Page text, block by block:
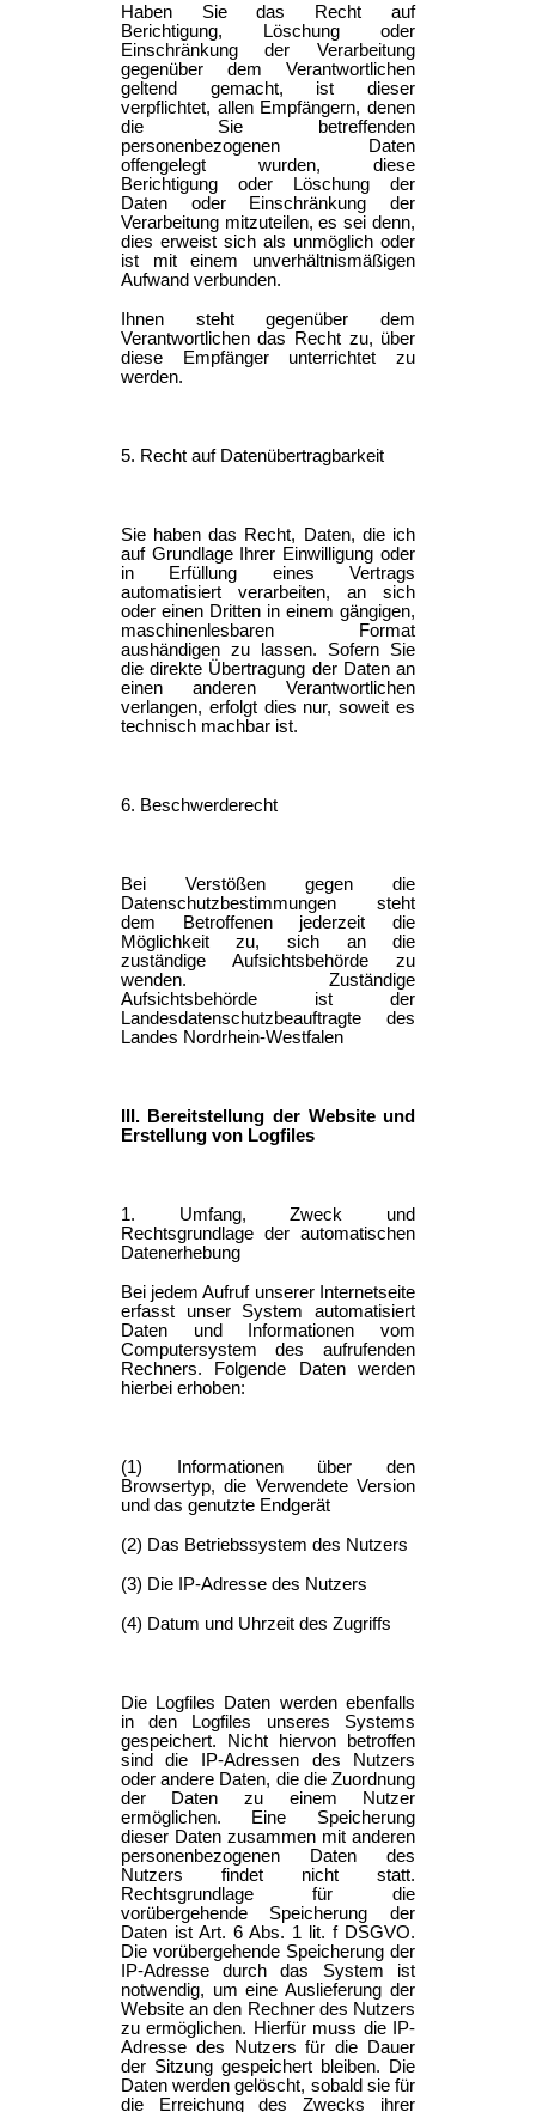
Haben Sie das Recht auf
Berichtigung, Löschung oder
Einschränkung der Verarbeitung
gegenüber dem Verantwortlichen
geltend gemacht, ist dieser
verpflichtet, allen Empfängern, denen
die Sie betreffenden
personenbezogenen Daten
offengelegt wurden, diese
Berichtigung oder Löschung der
Daten oder Einschränkung der
Verarbeitung mitzuteilen, es sei denn,
dies erweist sich als unmöglich oder
ist mit einem unverhältnismäßigen
Aufwand verbunden.
Ihnen steht gegenüber dem
Verantwortlichen das Recht zu, über
diese Empfänger unterrichtet zu
werden.
5. Recht auf Datenübertragbarkeit
Sie haben das Recht, Daten, die ich
auf Grundlage Ihrer Einwilligung oder
in Erfüllung eines Vertrags
automatisiert verarbeiten, an sich
oder einen Dritten in einem gängigen,
maschinenlesbaren Format
aushändigen zu lassen. Sofern Sie
die direkte Übertragung der Daten an
einen anderen Verantwortlichen
verlangen, erfolgt dies nur, soweit es
technisch machbar ist.
6. Beschwerderecht
Bei Verstößen gegen die
Datenschutzbestimmungen steht
dem Betroffenen jederzeit die
Möglichkeit zu, sich an die
zuständige Aufsichtsbehörde zu
wenden. Zuständige
Aufsichtsbehörde ist der
Landesdatenschutzbeauftragte des
Landes Nordrhein-Westfalen
III. Bereitstellung der Website und
Erstellung von Logfiles
1. Umfang, Zweck und
Rechtsgrundlage der automatischen
Datenerhebung
Bei jedem Aufruf unserer Internetseite
erfasst unser System automatisiert
Daten und Informationen vom
Computersystem des aufrufenden
Rechners. Folgende Daten werden
hierbei erhoben:
(1) Informationen über den
Browsertyp, die Verwendete Version
und das genutzte Endgerät
(2) Das Betriebssystem des Nutzers
(3) Die IP-Adresse des Nutzers
(4) Datum und Uhrzeit des Zugriffs
Die Logfiles Daten werden ebenfalls
in den Logfiles unseres Systems
gespeichert. Nicht hiervon betroffen
sind die IP-Adressen des Nutzers
oder andere Daten, die die Zuordnung
der Daten zu einem Nutzer
ermöglichen. Eine Speicherung
dieser Daten zusammen mit anderen
personenbezogenen Daten des
Nutzers findet nicht statt.
Rechtsgrundlage für die
vorübergehende Speicherung der
Daten ist Art. 6 Abs. 1 lit. f DSGVO.
Die vorübergehende Speicherung der
IP-Adresse durch das System ist
notwendig, um eine Auslieferung der
Website an den Rechner des Nutzers
zu ermöglichen. Hierfür muss die IP-
Adresse des Nutzers für die Dauer
der Sitzung gespeichert bleiben. Die
Daten werden gelöscht, sobald sie für
die Erreichung des Zwecks ihrer